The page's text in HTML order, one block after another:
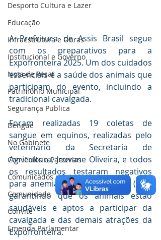
Desporto Cultura e Lazer
Educação
Infraestrutura e Obras
Institucional e Governo
Nota de Pesar
Patrimônio Municipal
Segurança Publica
Dengue
No Gabinete
Convênios e Parcerias
Comunicados e Avisos
Comunidade
Convite
Emenda Parlamentar
A Prefeitura de Assis Brasil segue
com os preparativos para a
Expofronteira 2025. Um dos cuidados
essenciais é a saúde dos animais que
participam do evento, incluindo a
tradicional cavalgada.
Foram realizadas 19 coletas de
sangue em equinos, realizadas pelo
veterinário da Secretaria de
Agricultura, Jeovane Oliveira, e todos
os resultados testaram negativos
para anemia infecciosa equina (AIE),
garantindo que os animais estão
saudáveis e aptos a participar da
cavalgada e das demais atrações da
Expofronteira.